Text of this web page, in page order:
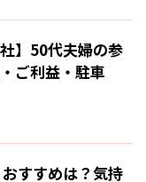
】50代夫婦の参
ご利益・駐車
おすすめは？気持